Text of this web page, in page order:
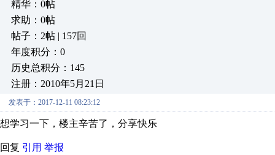
精华：0帖
求助：0帖
帖子：2帖 | 157回
年度积分：0
历史总积分：145
注册：2010年5月21日
发表于：2017-12-11 08:23:12
想学习一下，楼主辛苦了，分享快乐
回复 引用 举报